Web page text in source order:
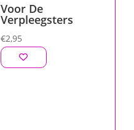
Voor De
Verpleegsters
€2,95